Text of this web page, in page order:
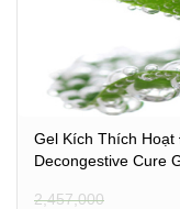
Gel Kích Thích
Decongestive Cure
2,457,000